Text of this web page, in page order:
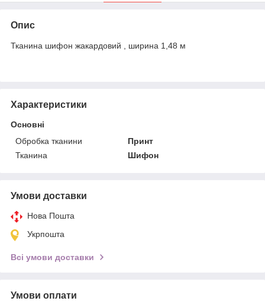
Опис
Тканина шифон жакардовий , ширина 1,48 м
Характеристики
Основні
Обробка тканини
Принт
Тканина
Шифон
Умови доставки
Нова Пошта
Укрпошта
Всі умови доставки
Умови оплати